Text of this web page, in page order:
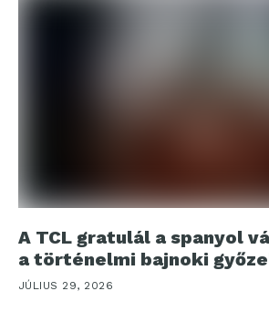
A TCL gratulál a spanyol
a történelmi bajnoki
JÚLIUS 29, 2026